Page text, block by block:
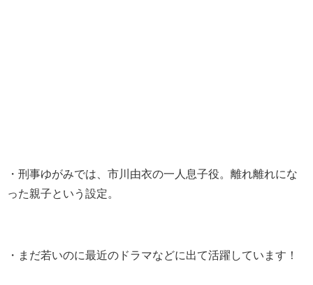
・刑事ゆがみでは、市川由衣の一人息子役。離れ離れにな
った親子という設定。
・まだ若いのに最近のドラマなどに出て活躍しています！